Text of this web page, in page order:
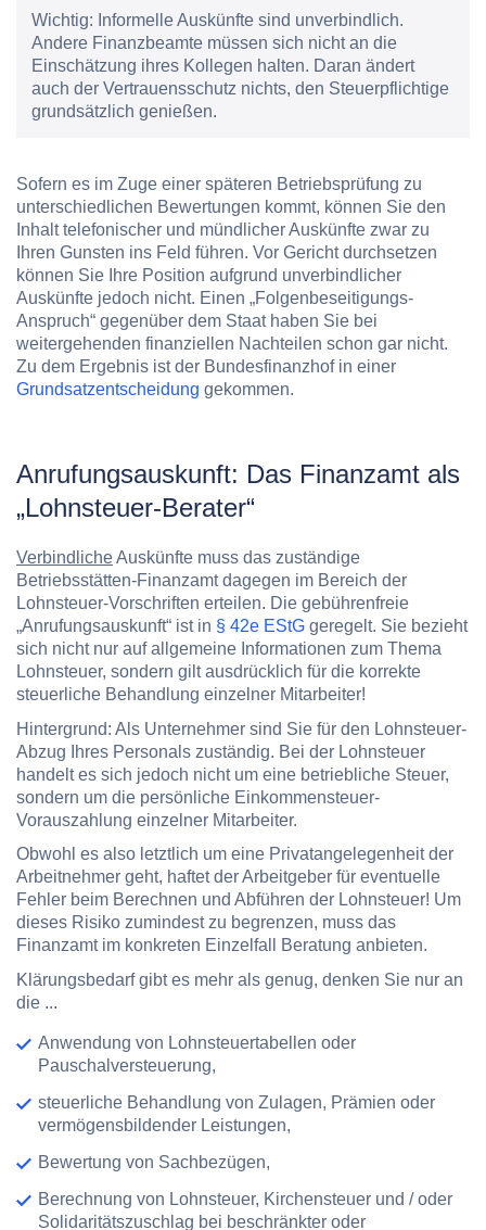
Wichtig: Informelle Auskünfte sind unverbindlich.
Andere Finanzbeamte müssen sich nicht an die
Einschätzung ihres Kollegen halten. Daran ändert
auch der Vertrauensschutz nichts, den Steuerpflichtige
grundsätzlich genießen.
Sofern es im Zuge einer späteren Betriebsprüfung zu
unterschiedlichen Bewertungen kommt, können Sie den
Inhalt telefonischer und mündlicher Auskünfte zwar zu
Ihren Gunsten ins Feld führen. Vor Gericht durchsetzen
können Sie Ihre Position aufgrund unverbindlicher
Auskünfte jedoch nicht. Einen „Folgenbeseitigungs-
Anspruch“ gegenüber dem Staat haben Sie bei
weitergehenden finanziellen Nachteilen schon gar nicht.
Zu dem Ergebnis ist der Bundesfinanzhof in einer
Grundsatzentscheidung gekommen.
Anrufungsauskunft: Das Finanzamt als
„Lohnsteuer-Berater“
VerbindlicheAuskünfte muss das zuständige
Betriebsstätten-Finanzamt dagegen im Bereich der
Lohnsteuer-Vorschriften erteilen. Die gebührenfreie
„Anrufungsauskunft“ ist in § 42e EStG geregelt. Sie bezieht
sich nicht nur auf allgemeine Informationen zum Thema
Lohnsteuer, sondern gilt ausdrücklich für die korrekte
steuerliche Behandlung einzelner Mitarbeiter!
Hintergrund: Als Unternehmer sind Sie für den Lohnsteuer-
Abzug Ihres Personals zuständig. Bei der Lohnsteuer
handelt es sich jedoch nicht um eine betriebliche Steuer,
sondern um die persönliche Einkommensteuer-
Vorauszahlung einzelner Mitarbeiter.
Obwohl es also letztlich um eine Privatangelegenheit der
Arbeitnehmer geht, haftet der Arbeitgeber für eventuelle
Fehler beim Berechnen und Abführen der Lohnsteuer! Um
dieses Risiko zumindest zu begrenzen, muss das
Finanzamt im konkreten Einzelfall Beratung anbieten.
Klärungsbedarf gibt es mehr als genug, denken Sie nur an
die ...
Anwendung von Lohnsteuertabellen oder
Pauschalversteuerung,
steuerliche Behandlung von Zulagen, Prämien oder
vermögensbildender Leistungen,
Bewertung von Sachbezügen,
Berechnung von Lohnsteuer, Kirchensteuer und / oder
Solidaritätszuschlag bei beschränkter oder